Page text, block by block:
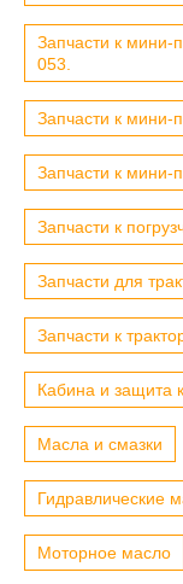
Запчасти к мини-
053.
Запчасти к мини-
Запчасти к мини-
Запчасти к
Запчасти для
Запчасти к
Кабина и защита
Масла и смазки
Гидравлические
Моторное масло